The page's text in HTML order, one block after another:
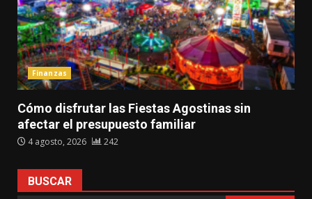
Finanzas
Cómo disfrutar las Fiestas Agostinas sin
afectar el presupuesto familiar
4 agosto, 2026 242
BUSCAR